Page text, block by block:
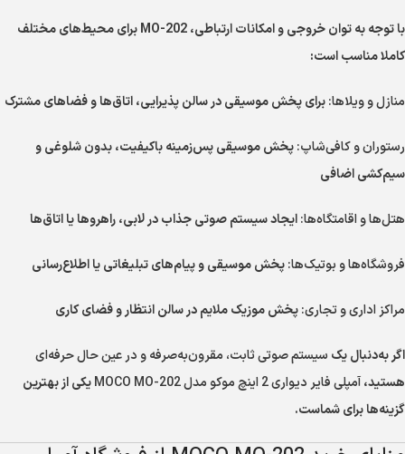
با توجه به توان خروجی و امکانات ارتباطی، MO-202 برای محیط‌های مختلف
کاملا مناسب است:
منازل و ویلاها:برای پخش موسیقی در سالن پذیرایی، اتاق‌ها و فضاهای مشترک
رستوران و کافی‌شاپ:پخش موسیقی پس‌زمینه باکیفیت، بدون شلوغی و
سیم‌کشی اضافی
هتل‌ها و اقامتگاه‌ها:ایجاد سیستم صوتی جذاب در لابی، راهروها یا اتاق‌ها
فروشگاه‌ها و بوتیک‌ها:پخش موسیقی و پیام‌های تبلیغاتی یا اطلاع‌رسانی
مراکز اداری و تجاری:پخش موزیک ملایم در سالن انتظار و فضای کاری
اگر به‌دنبال یک سیستم صوتی ثابت، مقرون‌به‌صرفه و در عین حال حرفه‌ای
هستید،آمپلی فایر دیواری 2 اینچ موکو مدل MOCO MO-202
یکی از بهترین
گزینه‌ها برای شماست.